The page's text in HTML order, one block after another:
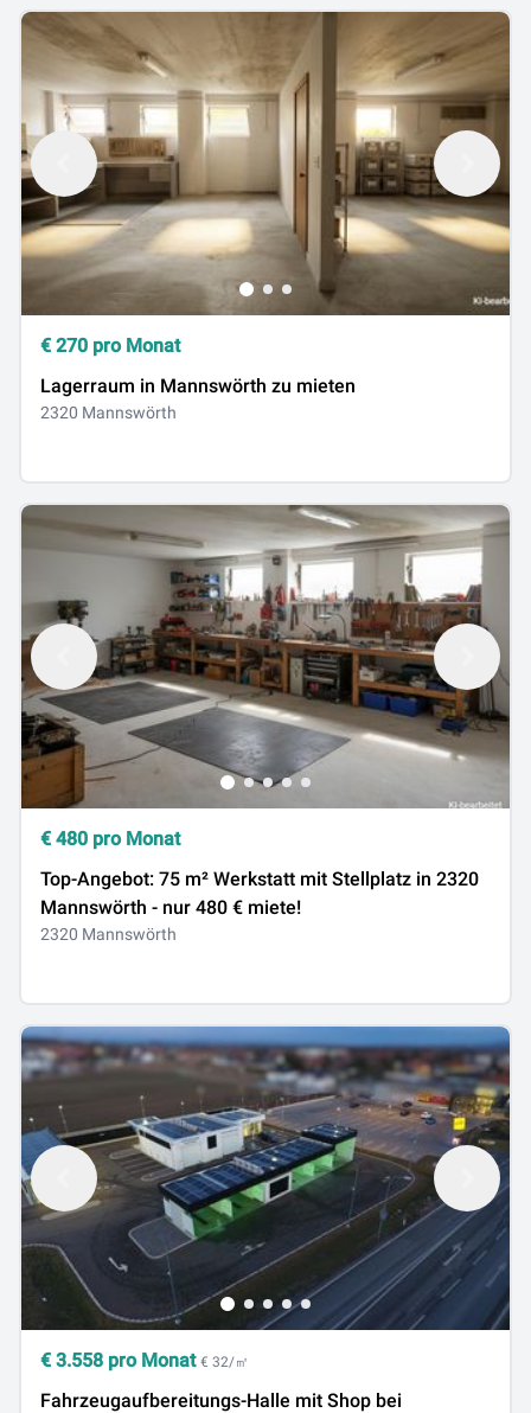
€ 270 pro Monat
Lagerraum in Mannswörth zu mieten
2320 Mannswörth
€ 480 pro Monat
Top-Angebot: 75 m² Werkstatt mit Stellplatz in 2320
Mannswörth - nur 480 € miete!
2320 Mannswörth
€ 3.558 pro Monat € 32/㎡
Fahrzeugaufbereitungs-Halle mit Shop bei